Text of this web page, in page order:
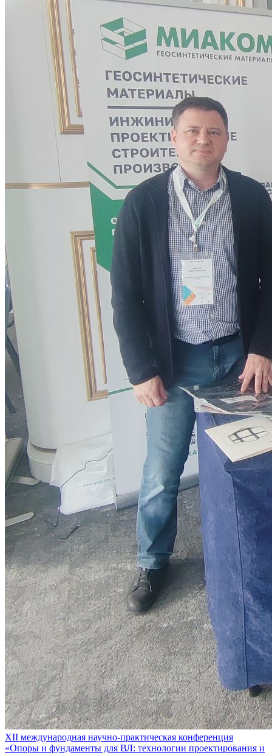
XII международная научно-практическая конференция
«Опоры и фундаменты для ВЛ: технологии проектирования и